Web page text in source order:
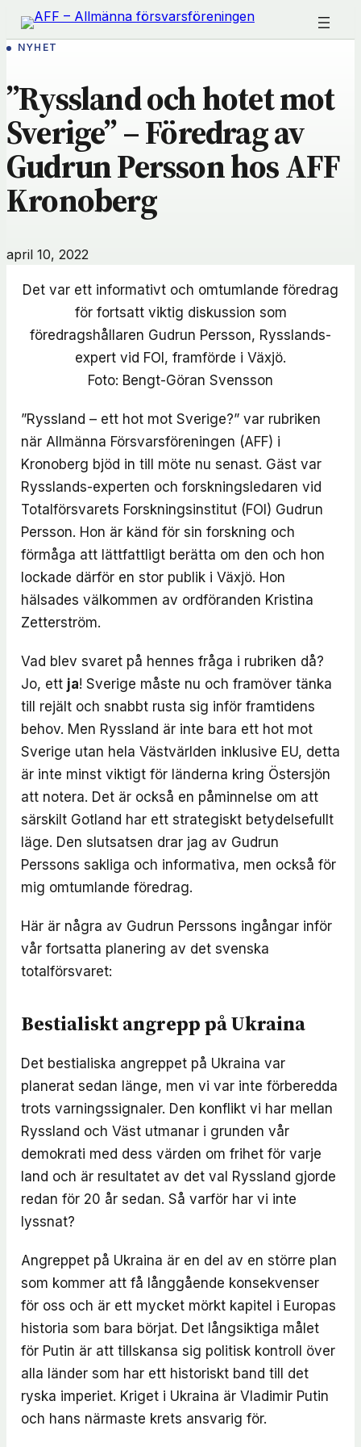
Hoppa
till
innehåll
NYHET
”Ryssland och hotet mot
Sverige” – Föredrag av
Gudrun Persson hos AFF
Kronoberg
april 10, 2022
Det var ett informativt och omtumlande föredrag
för fortsatt viktig diskussion som
föredragshållaren Gudrun Persson, Rysslands-
expert vid FOI, framförde i Växjö.
Foto: Bengt-Göran Svensson
”Ryssland – ett hot mot Sverige?” var rubriken
när Allmänna Försvarsföreningen (AFF) i
Kronoberg bjöd in till möte nu senast. Gäst var
Rysslands-experten och forskningsledaren vid
Totalförsvarets Forskningsinstitut (FOI) Gudrun
Persson. Hon är känd för sin forskning och
förmåga att lättfattligt berätta om den och hon
lockade därför en stor publik i Växjö. Hon
hälsades välkommen av ordföranden Kristina
Zetterström.
Vad blev svaret på hennes fråga i rubriken då?
Jo, ett ja! Sverige måste nu och framöver tänka
till rejält och snabbt rusta sig inför framtidens
behov. Men Ryssland är inte bara ett hot mot
Sverige utan hela Västvärlden inklusive EU, detta
är inte minst viktigt för länderna kring Östersjön
att notera. Det är också en påminnelse om att
särskilt Gotland har ett strategiskt betydelsefullt
läge. Den slutsatsen drar jag av Gudrun
Perssons sakliga och informativa, men också för
mig omtumlande föredrag.
Här är några av Gudrun Perssons ingångar inför
vår fortsatta planering av det svenska
totalförsvaret:
Bestialiskt angrepp på Ukraina
Det bestialiska angreppet på Ukraina var
planerat sedan länge, men vi var inte förberedda
trots varningssignaler. Den konflikt vi har mellan
Ryssland och Väst utmanar i grunden vår
demokrati med dess värden om frihet för varje
land och är resultatet av det val Ryssland gjorde
redan för 20 år sedan. Så varför har vi inte
lyssnat?
Angreppet på Ukraina är en del av en större plan
som kommer att få långgående konsekvenser
för oss och är ett mycket mörkt kapitel i Europas
historia som bara börjat. Det långsiktiga målet
för Putin är att tillskansa sig politisk kontroll över
alla länder som har ett historiskt band till det
ryska imperiet. Kriget i Ukraina är Vladimir Putin
och hans närmaste krets ansvarig för.